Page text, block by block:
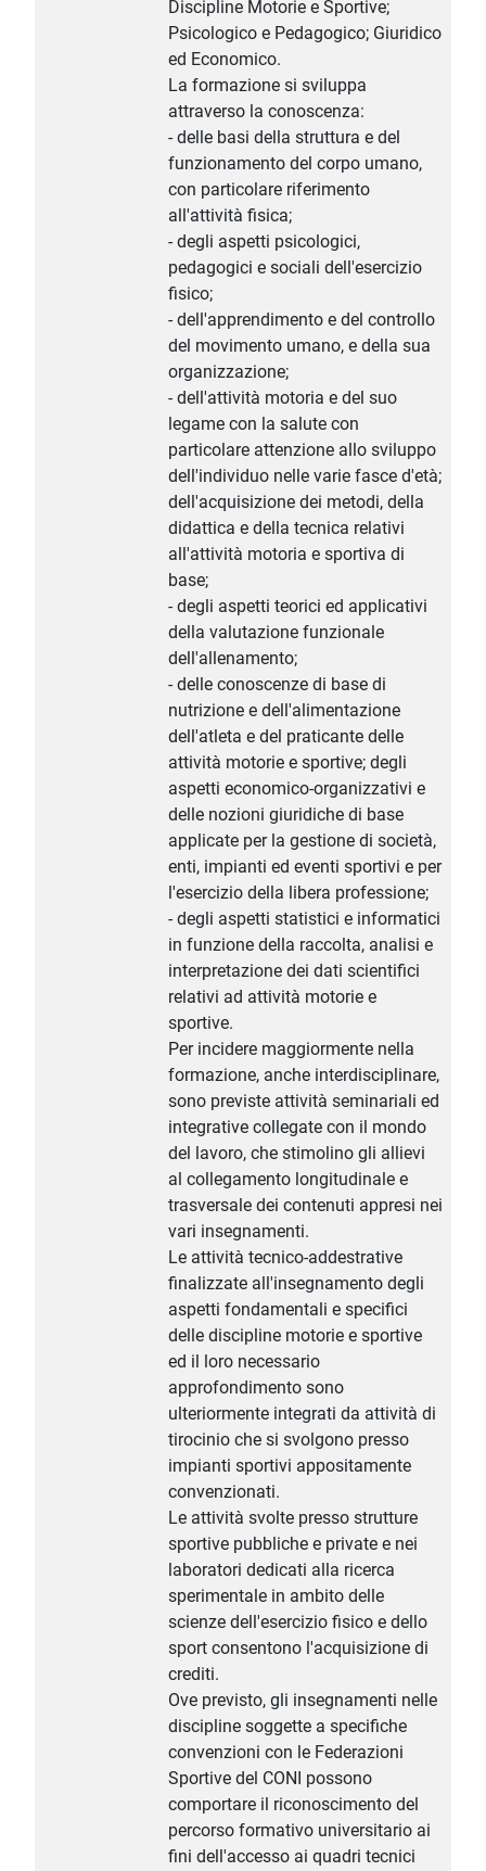
Discipline Motorie e Sportive;
Psicologico e Pedagogico; Giuridico
ed Economico.
La formazione si sviluppa
attraverso la conoscenza:
- delle basi della struttura e del
funzionamento del corpo umano,
con particolare riferimento
all'attività fisica;
- degli aspetti psicologici,
pedagogici e sociali dell'esercizio
fisico;
- dell'apprendimento e del controllo
del movimento umano, e della sua
organizzazione;
- dell'attività motoria e del suo
legame con la salute con
particolare attenzione allo sviluppo
dell'individuo nelle varie fasce d'età;
dell'acquisizione dei metodi, della
didattica e della tecnica relativi
all'attività motoria e sportiva di
base;
- degli aspetti teorici ed applicativi
della valutazione funzionale
dell'allenamento;
- delle conoscenze di base di
nutrizione e dell'alimentazione
dell'atleta e del praticante delle
attività motorie e sportive; degli
aspetti economico-organizzativi e
delle nozioni giuridiche di base
applicate per la gestione di società,
enti, impianti ed eventi sportivi e per
l'esercizio della libera professione;
- degli aspetti statistici e informatici
in funzione della raccolta, analisi e
interpretazione dei dati scientifici
relativi ad attività motorie e
sportive.
Per incidere maggiormente nella
formazione, anche interdisciplinare,
sono previste attività seminariali ed
integrative collegate con il mondo
del lavoro, che stimolino gli allievi
al collegamento longitudinale e
trasversale dei contenuti appresi nei
vari insegnamenti.
Le attività tecnico-addestrative
finalizzate all'insegnamento degli
aspetti fondamentali e specifici
delle discipline motorie e sportive
ed il loro necessario
approfondimento sono
ulteriormente integrati da attività di
tirocinio che si svolgono presso
impianti sportivi appositamente
convenzionati.
Le attività svolte presso strutture
sportive pubbliche e private e nei
laboratori dedicati alla ricerca
sperimentale in ambito delle
scienze dell'esercizio fisico e dello
sport consentono l'acquisizione di
crediti.
Ove previsto, gli insegnamenti nelle
discipline soggette a specifiche
convenzioni con le Federazioni
Sportive del CONI possono
comportare il riconoscimento del
percorso formativo universitario ai
fini dell'accesso ai quadri tecnici